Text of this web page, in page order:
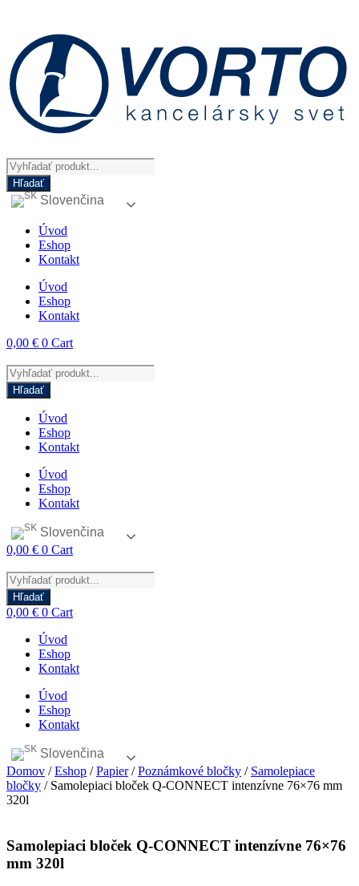
obsah
Products
search
Hľadať
Slovenčina
Úvod
Eshop
Kontakt
Úvod
Eshop
Kontakt
0,00 € 0 Cart
Products
search
Hľadať
Úvod
Eshop
Kontakt
Úvod
Eshop
Kontakt
Slovenčina
0,00 € 0 Cart
Products
search
Hľadať
0,00 € 0 Cart
Úvod
Eshop
Kontakt
Úvod
Eshop
Kontakt
Slovenčina
Domov /Eshop /Papier/Poznámkové bločky / Samolepiace
bločky / Samolepiaci bloček Q-CONNECT intenzívne 76×76 mm
320l
Samolepiaci bloček Q-CONNECT intenzívne 76×76
mm 320l